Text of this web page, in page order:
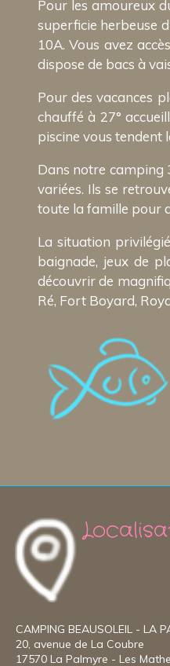
Pour les amoureux
superficie herbeuse
10A. Vous avez
dispose de bacs à
Pour des vacances
chauffé à 27°
piscine vous tendent
Dans notre camping
variées. Ils se
toute la famille pour
La situation
baignade, jeux de
découvrir de
Ré, Fort Boyard,
CAMPING BEAUSOLEIL - LA
20, avenue de La Coubre
17570 La Palmyre - Les